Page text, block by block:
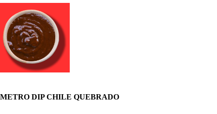
METRO DIP CHILE QUEBRADO